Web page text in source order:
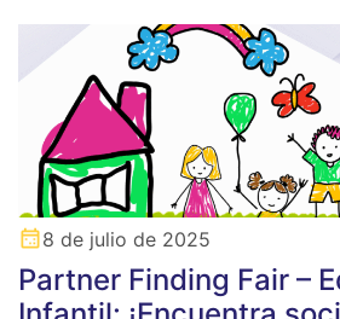
8 de julio de 2025
Partner Finding Fair –